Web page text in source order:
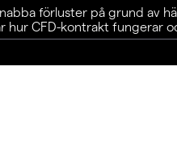
förluster på grund av
hur CFD-kontrakt fungerar